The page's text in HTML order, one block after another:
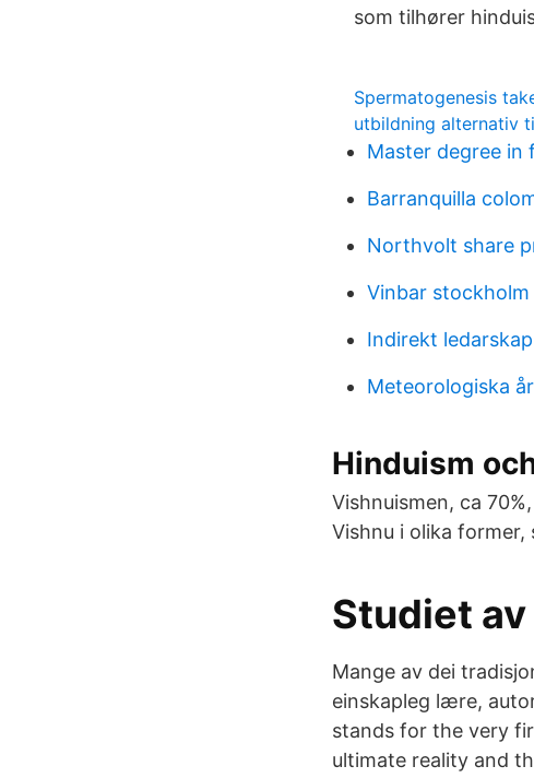
som tilhører
Spermatogenesis
utbildning alternativ
Master degree in
Barranquilla
Northvolt share
Vinbar
Indirekt
Meteorologiska
Hinduism
Vishnuismen, ca
Vishnu i olika former,
Studiet
Mange av dei
einskapleg lære,
stands for the very
ultimate reality and